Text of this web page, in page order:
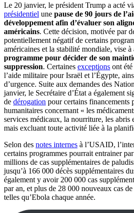
Le 20 janvier, le président Trump a acté
présidentiel une pause de 90 jours de
développement afin d’évaluer son
américains. Cette décision, motivée par
potentiellement négatif de certains
américaines et la stabilité mondiale, vise à
programme pour décider de son
suppression. Certaines exceptions ont
l’aide militaire pour Israël et l’Égypte,
d’urgence. Suite aux demandes des
janvier, le Secrétaire d’État a également
de dérogation pour certains financements
humanitaires concernant « les
services médicaux, la nourriture, les abris
mais excluant toute activité liée à la
Selon des notes internes à l’USAID,
certains programmes pourrait entrainer
millions de cas supplémentaires de
jusqu’à 166 000 décès supplémentaires
également y avoir 200 000 cas
par an, et plus de 28 000 nouveaux cas
telles qu’Ebola chaque année.